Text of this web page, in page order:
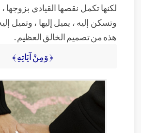
لكنها تكمل نقصها القيادي بزوجها ،
وتسكن إليه ، يميل إليها ، وتميل
هذه من تصميم الخالق العظيم .
﴿ وَمِنْ آيَاتِهِ ﴾